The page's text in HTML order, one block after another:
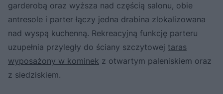
garderobą oraz wyższa nad częścią salonu, obie
antresole i parter łączy jedna drabina zlokalizowana
nad wyspą kuchenną. Rekreacyjną funkcję parteru
uzupełnia przyległy do ściany szczytowej taras
wyposażony w kominek z otwartym paleniskiem oraz
z siedziskiem.